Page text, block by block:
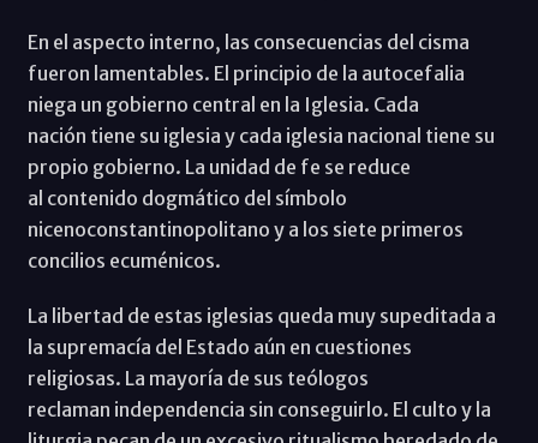
En el aspecto interno, las consecuencias del cisma
fueron lamentables. El principio de la autocefalia
niega un gobierno central en la Iglesia. Cada
nación tiene su iglesia y cada iglesia nacional tiene su
propio gobierno. La unidad de fe se reduce
al contenido dogmático del símbolo
nicenoconstantinopolitano y a los siete primeros
concilios ecuménicos.
La libertad de estas iglesias queda muy supeditada a
la supremacía del Estado aún en cuestiones
religiosas. La mayoría de sus teólogos
reclaman independencia sin conseguirlo. El culto y la